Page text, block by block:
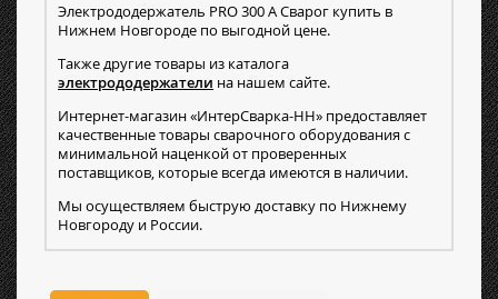
Электрододержатель PRO 300 А Сварог купить в
Нижнем Новгороде по выгодной цене.
Также другие товары из каталога
электрододержатели на нашем сайте.
Интернет-магазин «ИнтерСварка-НН» предоставляет
качественные товары сварочного оборудования с
минимальной наценкой от проверенных
поставщиков, которые всегда имеются в наличии.
Мы осуществляем быструю доставку по Нижнему
Новгороду и России.